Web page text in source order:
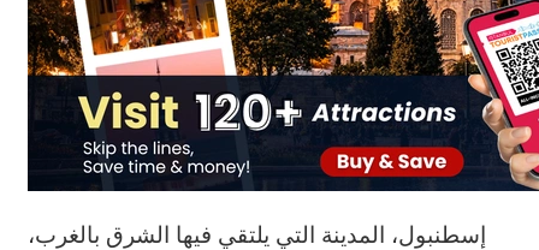
إسطنبول، المدينة التي يلتقي فيها الشرق بالغرب،